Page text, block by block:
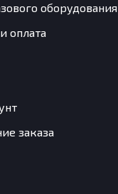
оборудования
оплата
заказа